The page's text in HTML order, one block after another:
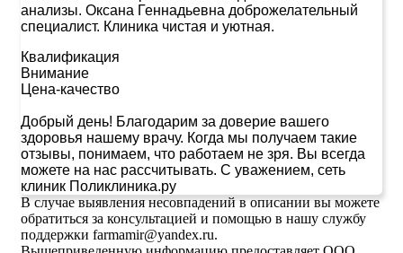
анализы. Оксана Геннадьевна доброжелательный
специалист. Клиника чистая и уютная.
Квалификация
Внимание
Цена-качество
Добрый день! Благодарим за доверие вашего
здоровья нашему врачу. Когда мы получаем такие
отзывы, понимаем, что работаем не зря. Вы всегда
можете на нас рассчитывать. С уважением, сеть
клиник Поликлиника.ру
В случае выявления несовпадений в описании вы можете
обратиться за консультацией и помощью в нашу службу
поддержки farmamir@yandex.ru.